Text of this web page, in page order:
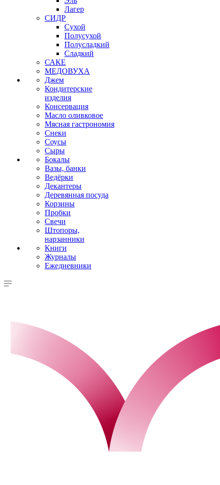
Лагер
СИДР
Сухой
Полусухой
Полусладкий
Сладкий
САКЕ
МЕДОВУХА
Джем
Кондитерские
изделия
Консервация
Масло оливковое
Мясная гастрономия
Снеки
Соусы
Сыры
Бокалы
Вазы, банки
Ведёрки
Декантеры
Деревянная посуда
Корзины
Пробки
Свечи
Штопоры,
нарзанники
Книги
Журналы
Ежедневники